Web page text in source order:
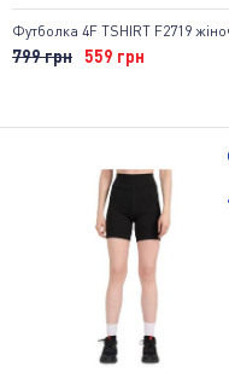
Футболка 4F TSHIRT F2719
799 грн 559 грн